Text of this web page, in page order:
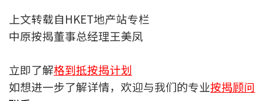
装修设计专栏
保险资讯专栏
上文转载自HKET地产站专栏
中原按揭董事总经理王美凤
立即了解格到抵按揭计划
如想进一步了解详情，欢迎与我们的专业按揭顾问